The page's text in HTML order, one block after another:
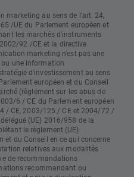
marketing au sens de l'art. 24,
/UE du Parlement européen et
les marchés d'instruments
92 /CE et la directive
marketing n'est pas une
une information
d'investissement au sens
européen et du Conseil
(règlement sur les abus de
6 / CE du Parlement européen
/ CE, 2003/125 / CE et 2004/72 /
(UE) 2016/958 de la
le règlement (UE)
et du Conseil en ce qui concerne
relatives aux modalités
de recommandations
recommandant ou